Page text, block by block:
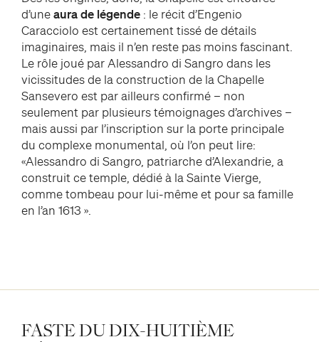
d’uneaura de légende: le récit d’Engenio
Caracciolo est certainement tissé de détails
imaginaires, mais il n’en reste pas moins fascinant.
Le rôle joué par Alessandro di Sangro dans les
vicissitudes de la construction de la Chapelle
Sansevero est par ailleurs confirmé – non
seulement par plusieurs témoignages d’archives –
mais aussi par l’inscription sur la porte principale
du complexe monumental, où l’on peut lire:
«Alessandro di Sangro, patriarche d’Alexandrie, a
construit ce temple, dédié à la Sainte Vierge,
comme tombeau pour lui-même et pour sa famille
en l’an 1613 ».
FASTEDU DIX-HUITIÈME